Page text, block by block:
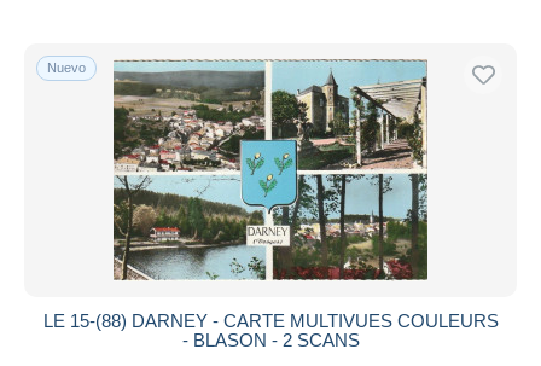
Nuevo
LE 15-(88) DARNEY - CARTE MULTIVUES COULEURS
- BLASON - 2 SCANS